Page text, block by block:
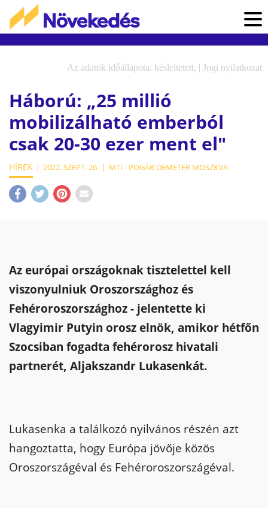
Az adatok időállapota: késleltetett. | Jogi nyilatkozat
Háború: „25 millió
mobilizálható emberból
csak 20-30 ezer ment el"
HÍREK 2022. SZEPT. 26. MTI - POGÁR DEMETER MOSZKVA
Az európai országoknak tisztelettel kell
viszonyulniuk Oroszországhoz és
Fehéroroszországhoz - jelentette ki
Vlagyimir Putyin orosz elnök, amikor hétfőn
Szocsiban fogadta fehérorosz hivatali
partnerét, Aljakszandr Lukasenkát.
Lukasenka a találkozó nyilvános részén azt
hangoztatta, hogy Európa jövője közös
Oroszországéval és Fehéroroszországéval.